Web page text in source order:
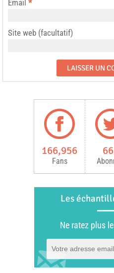
Email *
Site web (facultatif)
166,956
Fans
Les
Ne ratez plus